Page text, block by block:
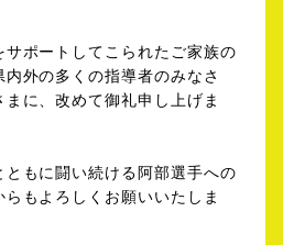
サポートしてこられたご家族の
外の多くの指導者のみなさ
に、改めて御礼申し上げま
もに闘い続ける阿部選手への
もよろしくお願いいたしま